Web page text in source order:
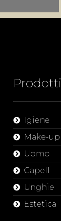
Prodotti
Igiene
Make-up
Uomo
Capelli
Unghie
Estetica